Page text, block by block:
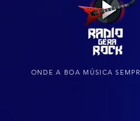
ONDE A BOA MÚSICA